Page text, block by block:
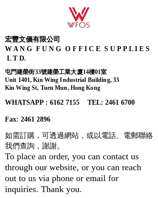
宏豐文儀有限公司
W A N G F U N G O F F I C E S U P P L I E S
L T D.
屯門建榮街33號建榮工業大廈14樓01室
Unit 1401, Kin Wing Industrial Building, 33
Kin Wing St, Tuen Mun, Hong Kong
WHATSAPP : 6162 7155​ TEL: 2461 6700
Fax: 2461 2896
如需訂購，可透過網站，或以電話、電郵聯絡
我們查詢， 謝謝。
To place an order, you can contact us
through our website, or you can reach
out to us via phone or email for
inquiries. Thank you.